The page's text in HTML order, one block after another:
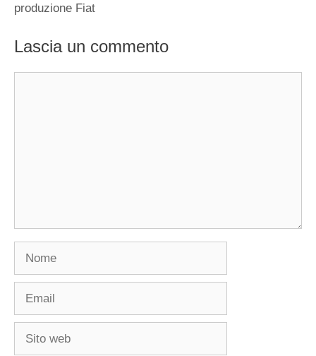
produzione Fiat
Lascia un commento
Nome
Email
Sito